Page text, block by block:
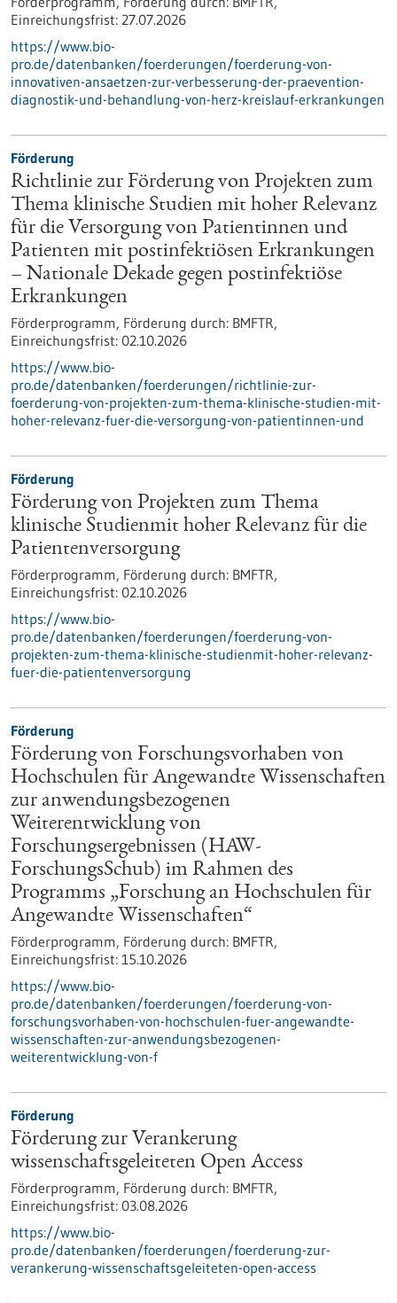
Einreichungsfrist: 27.07.2026
https://www.bio-
pro.de/datenbanken/foerderungen/foerderung-von-
innovativen-ansaetzen-zur-verbesserung-der-praevention-
diagnostik-und-behandlung-von-herz-kreislauf-erkrankungen
Förderung
Richtlinie zur Förderung von Projekten zum
Thema klinische Studien mit hoher Relevanz
für die Versorgung von Patientinnen und
Patienten mit postinfektiösen Erkrankungen
– Nationale Dekade gegen postinfektiöse
Erkrankungen
Förderprogramm, Förderung durch: BMFTR,
Einreichungsfrist: 02.10.2026
https://www.bio-
pro.de/datenbanken/foerderungen/richtlinie-zur-
foerderung-von-projekten-zum-thema-klinische-studien-mit-
hoher-relevanz-fuer-die-versorgung-von-patientinnen-und
Förderung
Förderung von Projekten zum Thema
klinische Studienmit hoher Relevanz für die
Patientenversorgung
Förderprogramm, Förderung durch: BMFTR,
Einreichungsfrist: 02.10.2026
https://www.bio-
pro.de/datenbanken/foerderungen/foerderung-von-
projekten-zum-thema-klinische-studienmit-hoher-relevanz-
fuer-die-patientenversorgung
Förderung
Förderung von Forschungsvorhaben von
Hochschulen für Angewandte Wissenschaften
zur anwendungsbezogenen
Weiterentwicklung von
Forschungsergebnissen (HAW-
ForschungsSchub) im Rahmen des
Programms „Forschung an Hochschulen für
Angewandte Wissenschaften“
Förderprogramm, Förderung durch: BMFTR,
Einreichungsfrist: 15.10.2026
https://www.bio-
pro.de/datenbanken/foerderungen/foerderung-von-
forschungsvorhaben-von-hochschulen-fuer-angewandte-
wissenschaften-zur-anwendungsbezogenen-
weiterentwicklung-von-f
Förderung
Förderung zur Verankerung
wissenschaftsgeleiteten Open Access
Förderprogramm, Förderung durch: BMFTR,
Einreichungsfrist: 03.08.2026
https://www.bio-
pro.de/datenbanken/foerderungen/foerderung-zur-
verankerung-wissenschaftsgeleiteten-open-access